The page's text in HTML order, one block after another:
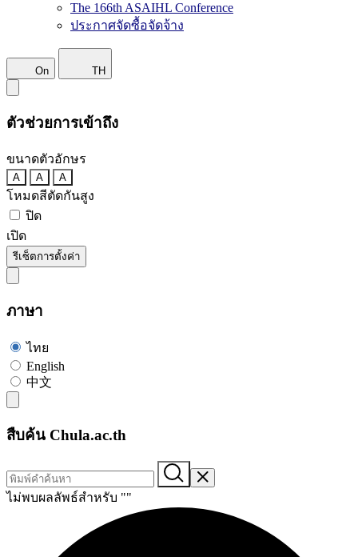
The 166th ASAIHL Conference
ประกาศจัดซื้อจัดจ้าง
On TH
ตัวช่วยการเข้าถึง
ขนาดตัวอักษร
A A A
โหมดสีตัดกันสูง
ปิด
เปิด
รีเซ็ตการตั้งค่า
ภาษา
ไทย
English
中文
สืบค้น Chula.ac.th
ไม่พบผลลัพธ์สำหรับ ""